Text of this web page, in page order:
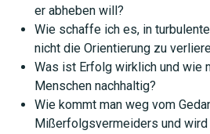
er abheben will?
Wie schaffe ich es, in
nicht die Orientierung zu
Was ist Erfolg wirklich und wie
Menschen nachhaltig?
Wie kommt man weg vom
Mißerfolgsvermeiders und wird